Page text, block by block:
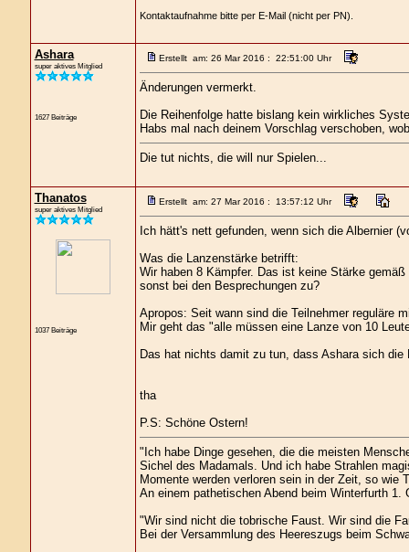
Kontaktaufnahme bitte per E-Mail (nicht per PN).
Ashara
super aktives Mitglied
1627 Beiträge
Erstellt am: 26 Mar 2016 : 22:51:00 Uhr
Änderungen vermerkt.
Die Reihenfolge hatte bislang kein wirkliches
Habs mal nach deinem Vorschlag verschoben,
Die tut nichts, die will nur Spielen...
Thanatos
super aktives Mitglied
1037 Beiträge
Erstellt am: 27 Mar 2016 : 13:57:12 Uhr
Ich hätt's nett gefunden, wenn sich die Albernier
Was die Lanzenstärke betrifft:
Wir haben 8 Kämpfer. Das ist keine Stärke
sonst bei den Besprechungen zu?
Apropos: Seit wann sind die Teilnehmer reguläre
Mir geht das "alle müssen eine Lanze von 10
Das hat nichts damit zu tun, dass Ashara sich
tha
P.S: Schöne Ostern!
"Ich habe Dinge gesehen, die die meisten
Sichel des Madamals. Und ich habe Strahlen
Momente werden verloren sein in der Zeit, so wie
An einem pathetischen Abend beim Winterfurth
"Wir sind nicht die tobrische Faust. Wir sind die
Bei der Versammlung des Heereszugs beim